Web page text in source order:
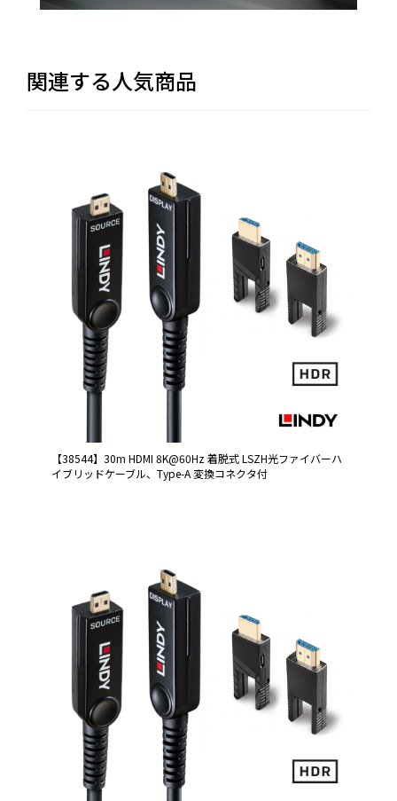
関連する人気商品
【38544】30m HDMI 8K@60Hz 着脱式 LSZH光ファイバーハ
イブリッドケーブル、Type-A 変換コネクタ付